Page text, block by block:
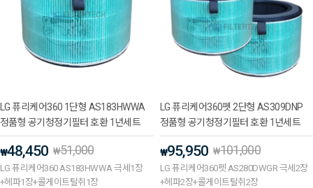
LG 퓨리케어360 1단형 AS183HWWA
정품형 공기청정기필터 호환 1년세트
₩48,450 ₩51,000
LG 퓨리케어360 AS183HWWA 극세1장
+헤파1장+콜게이트탈취1장
LG 퓨리케어360펫 2단형 AS309DNP
정품형 공기청정기필터 호환 1년세트
₩95,950 ₩101,000
LG 퓨리케어360펫 AS280DWGR 극세2장
+헤파2장+콜게이트탈취2장